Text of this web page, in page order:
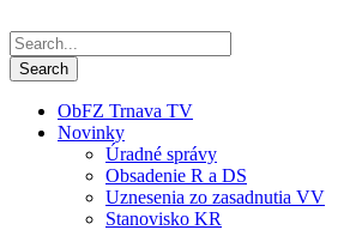
ObFZ Trnava TV
Novinky
Úradné správy
Obsadenie R a DS
Uznesenia zo zasadnutia VV
Stanovisko KR